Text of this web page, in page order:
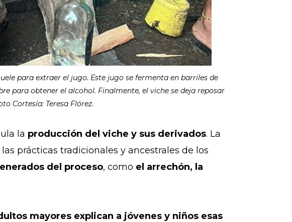
para extraer el jugo. Este jugo se fermenta en barriles de
para obtener el alcohol. Finalmente, el viche se deja reposar
Cortesía: Teresa Flórez.
la producción del viche y sus derivados. La
prácticas tradicionales y ancestrales de los
del proceso, como el arrechón, la
mayores explican a jóvenes y niños esas